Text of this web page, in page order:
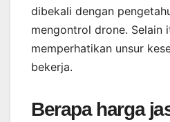
dibekali dengan
mengontrol drone. Selain
memperhatikan unsur
bekerja.
Berapa harga